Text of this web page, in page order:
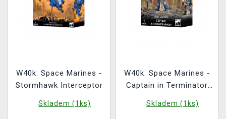
W40k: Space Marines -
Stormhawk Interceptor
Skladem (1ks)
W40k: Space Marines -
Captain in Terminator
Skladem (1ks)